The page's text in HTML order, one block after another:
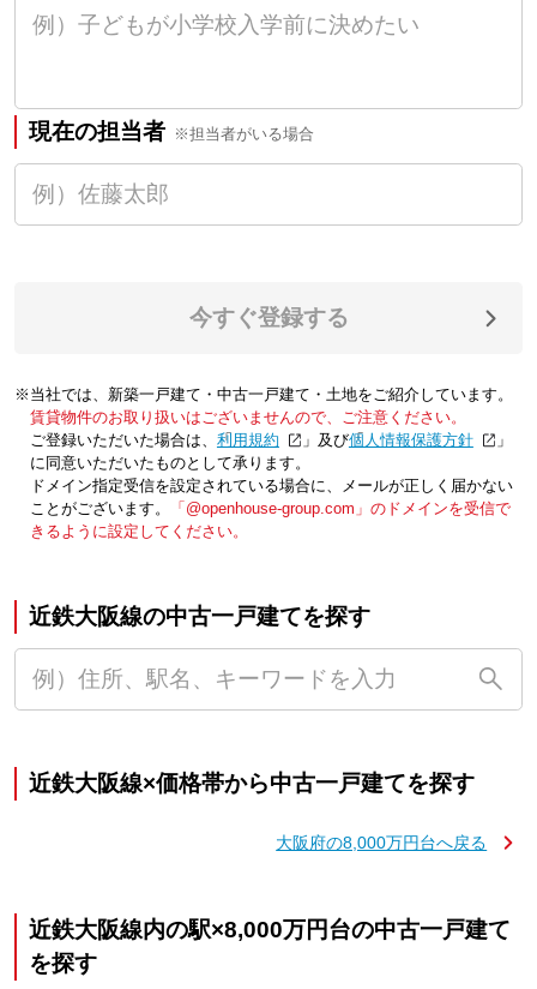
現在の担当者 ※担当者がいる場合
今すぐ登録する
※当社では、新築一戸建て・中古一戸建て・土地をご紹介しています。
賃貸物件のお取り扱いはございませんので、ご注意ください。
ご登録いただいた場合は、「利用規約 」及び「個人情報保護方針
」
に同意いただいたものとして承ります。
ドメイン指定受信を設定されている場合に、メールが正しく届かない
ことがございます。
「@openhouse-group.com」のドメインを受信で
きるように設定してください。
近鉄大阪線の中古一戸建てを探す
近鉄大阪線×価格帯から中古一戸建てを探す
大阪府の8,000万円台へ戻る
近鉄大阪線内の駅×8,000万円台の中古一戸建て
を探す